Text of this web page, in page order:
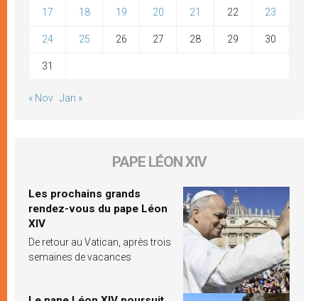
17 18 19 20 21 22 23
24 25 26 27 28 29 30
31
« Nov Jan »
PAPE LÉON XIV
Les prochains grands
rendez-vous du pape Léon
XIV
De retour au Vatican, après trois
semaines de vacances